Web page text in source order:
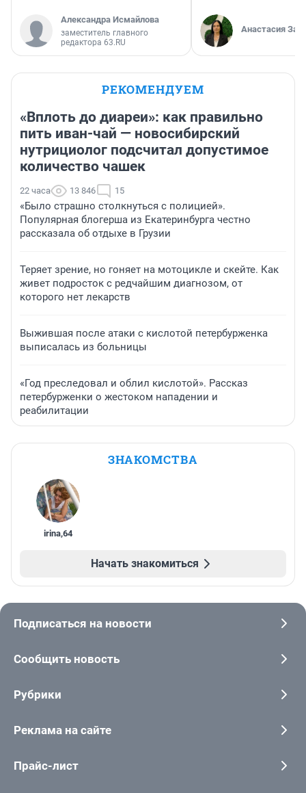
Александра Исмайлова
заместитель главного
редактора 63.RU
Анастасия
РЕКОМЕНДУЕМ
«Вплоть до диареи»: как правильно
пить иван-чай — новосибирский
нутрициолог подсчитал допустимое
количество чашек
22 часа 13 846 15
«Было страшно столкнуться с полицией».
Популярная блогерша из Екатеринбурга честно
рассказала об отдыхе в Грузии
Теряет зрение, но гоняет на мотоцикле и скейте. Как
живет подросток с редчайшим диагнозом, от
которого нет лекарств
Выжившая после атаки с кислотой петербурженка
выписалась из больницы
«Год преследовал и облил кислотой». Рассказ
петербурженки о жестоком нападении и
реабилитации
ЗНАКОМСТВА
irina,64
Начать знакомиться
Подписаться на новости
Сообщить новость
Рубрики
Реклама на сайте
Прайс-лист